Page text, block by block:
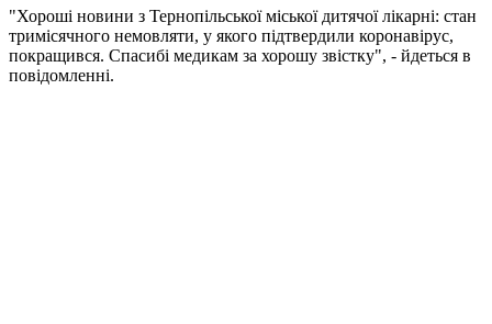
"Хороші новини з Тернопільської міської дитячої лікарні: стан
тримісячного немовляти, у якого підтвердили коронавірус,
покращився. Спасибі медикам за хорошу звістку", - йдеться в
повідомленні.